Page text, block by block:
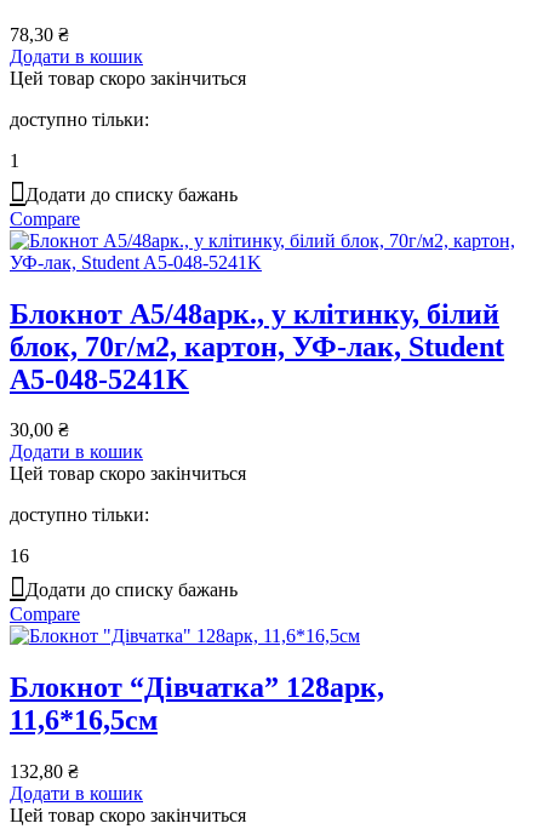
78,30 ₴
Додати в кошик
Цей товар скоро закінчиться
доступно тільки:
1
Додати до списку бажань
Compare
Блокнот А5/48арк., у клітинку, білий
блок, 70г/м2, картон, УФ-лак, Student
A5-048-5241K
30,00 ₴
Додати в кошик
Цей товар скоро закінчиться
доступно тільки:
16
Додати до списку бажань
Compare
Блокнот “Дівчатка” 128арк,
11,6*16,5см
132,80 ₴
Додати в кошик
Цей товар скоро закінчиться